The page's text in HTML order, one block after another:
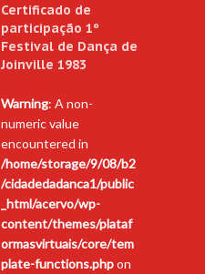
Certificado de
participação 1º
Festival de Dança de
Joinville 1983
Warning: A non-
numeric value
encountered in
/home/storage/9/08/b2
/cidadedadanca1/public
_html/acervo/wp-
content/themes/plataf
ormasvirtuais/core/tem
plate-functions.phpon